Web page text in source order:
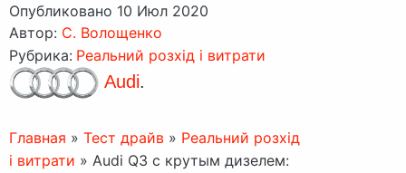
Опубликовано 10 Июл 2020
Автор: C. Волощенко
Рубрика: Реальний розхід і витрати
Audi.
Главная » Тест драйв » Реальний розхід
і витрати » Audi Q3 с крутым дизелем: